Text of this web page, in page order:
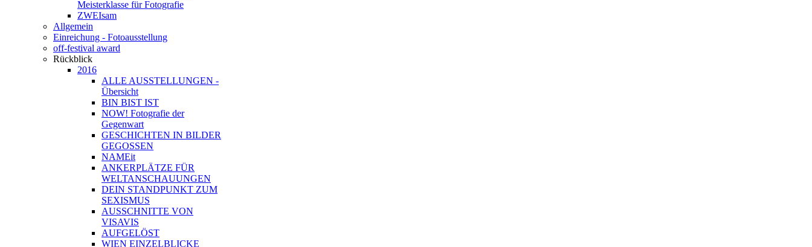
Meisterklasse für Fotografie
ZWEIsam
Allgemein
Einreichung - Fotoausstellung
off-festival award
Rückblick
2016
ALLE AUSSTELLUNGEN -
Übersicht
BIN BIST IST
NOW! Fotografie der
Gegenwart
GESCHICHTEN IN BILDER
GEGOSSEN
NAMEit
ANKERPLÄTZE FÜR
WELTANSCHAUUNGEN
DEIN STANDPUNKT ZUM
SEXISMUS
AUSSCHNITTE VON
VISAVIS
AUFGELÖST
WIEN EINZELBLICKE